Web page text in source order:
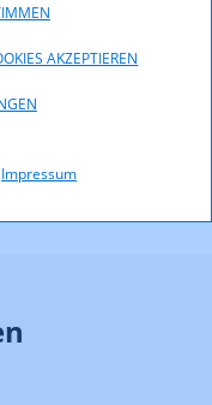
AKZEPTIEREN
Impressum
(pdf, 64,4 KB)